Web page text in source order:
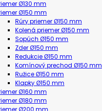
Ø130 mm
Ø150 mm
Rúry priemer Ø150 mm
Kolená priemer Ø150 mm
Sopúch Ø150 mm
Zder Ø150 mm
Redukcie Ø150 mm
Komínový prechod Ø150 mm
Ružice Ø150 mm
Klapky Ø150 mm
Ø160 mm
Ø180 mm